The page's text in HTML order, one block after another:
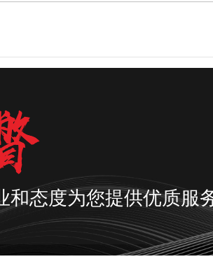
和态度为您提供优质服